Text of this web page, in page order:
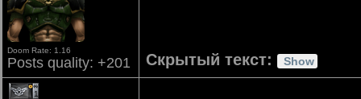
Doom Rate: 1.16
Posts quality: +201 Скрытый текст:
1